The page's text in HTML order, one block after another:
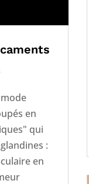
en
qui
:
en